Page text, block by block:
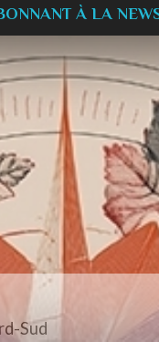
À LA
Sud